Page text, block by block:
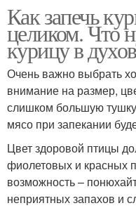
Как запечь
целиком. Что
курицу в
Очень важно выбрать
внимание на размер,
слишком большую
мясо при запекании
Цвет здоровой птицы
фиолетовых и красных
возможность –
неприятных запахов и